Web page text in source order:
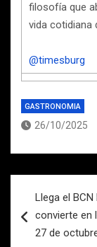
filosofía que
vida cotidiana
@timesburg
GASTRONOMIA
26/10/2025
de
entradas
Llega el BCN
convierte en
27 de